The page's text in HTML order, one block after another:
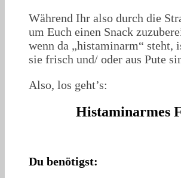
Während Ihr also durch die
um Euch einen Snack
wenn da „histaminarm“ steht,
sie frisch und/ oder aus Pute
Also, los geht’s:
Histaminarmes
Du benötigst: